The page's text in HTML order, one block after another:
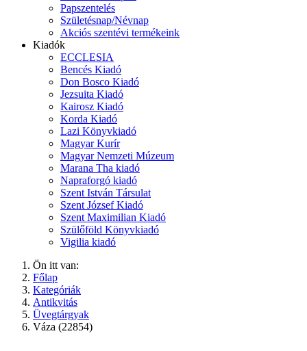
Papszentelés
Születésnap/Névnap
Akciós szentévi termékeink
Kiadók
ECCLESIA
Bencés Kiadó
Don Bosco Kiadó
Jezsuita Kiadó
Kairosz Kiadó
Korda Kiadó
Lazi Könyvkiadó
Magyar Kurír
Magyar Nemzeti Múzeum
Marana Tha kiadó
Napraforgó kiadó
Szent István Társulat
Szent József Kiadó
Szent Maximilian Kiadó
Szülőföld Könyvkiadó
Vigilia kiadó
Ön itt van:
Főlap
Kategóriák
Antikvitás
Üvegtárgyak
Váza (22854)